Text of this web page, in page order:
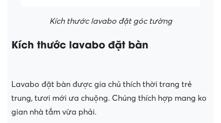
Kích thước lavabo đặt góc tường
Kích thước lavabo đặt bàn
Lavabo đặt bàn được gia chủ thích thời trang trẻ
trung, tươi mới ưa chuộng. Chúng thích hợp mang ko
gian nhà tắm vừa phải.